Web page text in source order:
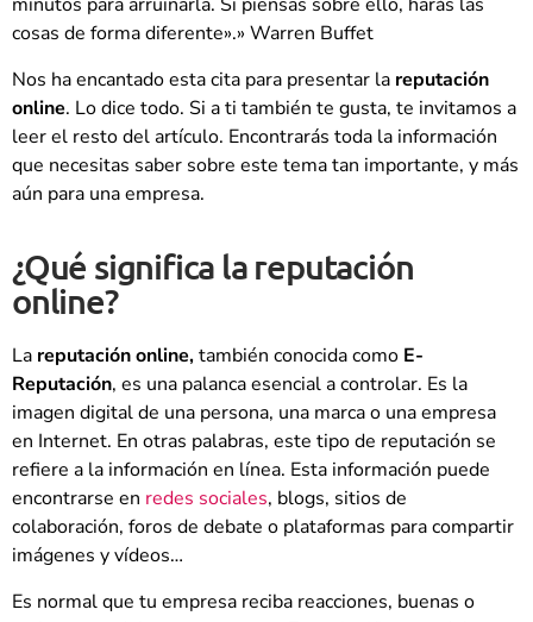
cosas de forma diferente».» Warren Buffet
Nos ha encantado esta cita para presentar la reputación
online. Lo dice todo. Si a ti también te gusta, te invitamos a
leer el resto del artículo. Encontrarás toda la información
que necesitas saber sobre este tema tan importante, y más
aún para una empresa.
¿Qué significa la reputación
online?
La reputación online,también conocida como E-
Reputación, es una palanca esencial a controlar. Es la
imagen digital de una persona, una marca o una empresa
en Internet. En otras palabras, este tipo de reputación se
refiere a la información en línea. Esta información puede
encontrarse en redes sociales, blogs, sitios de
colaboración, foros de debate o plataformas para compartir
imágenes y vídeos…
Es normal que tu empresa reciba reacciones, buenas o